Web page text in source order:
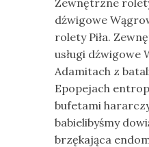
Zewnętrzne
dźwigowe
rolety Piła.
usługi dźwigowe
Adamitach z
Epopejach
bufetami
babielibyśmy
brzękająca